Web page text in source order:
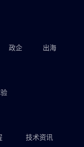
政企 出海
技术资讯